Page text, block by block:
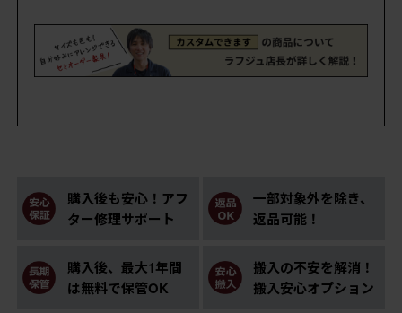
購入後も安心！アフ
ター修理サポート
一部対象外を除き、
返品可能！
購入後、最大1年間
は無料で保管OK
搬入の不安を解消！
搬入安心オプション